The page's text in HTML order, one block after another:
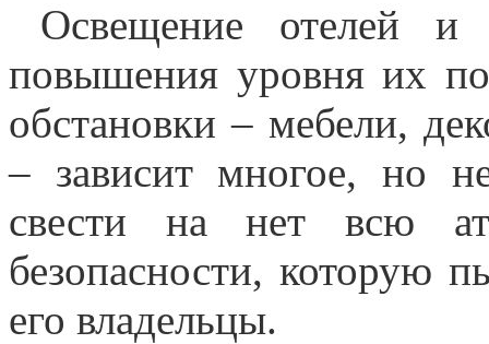
Освещение отелей
повышения уровня их
обстановки – мебели,
– зависит многое, но
свести на нет всю
безопасности, которую
его владельцы.